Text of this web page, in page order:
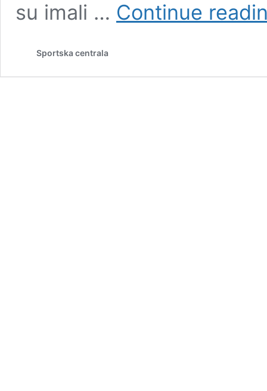
su imali … Continue
Sportska centrala